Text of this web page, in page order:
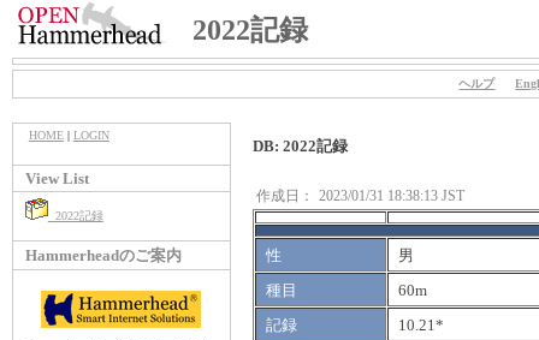
2022記録
ヘルプ
HOME| LOGIN
View List
2022記録
Hammerheadのご案内
DB: 2022記録
作成日： 2023/01/31 18:38:13 JST
性
男
種目
60m
記録
10.21*